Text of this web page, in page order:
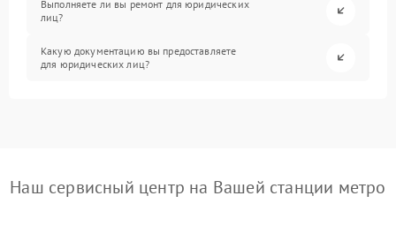
Выполняете ли вы ремонт для юридических
лиц?
Какую документацию вы предоставляете
для юридических лиц?
Наш сервисный центр на Вашей станции метро